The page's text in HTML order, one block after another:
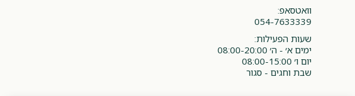
וואטסאפ:
054-7633339
שעות הפעילות:
ימים א׳ - ה׳ 08:00-20:00
יום ו׳ 08:00-15:00
שבת וחגים - סגור